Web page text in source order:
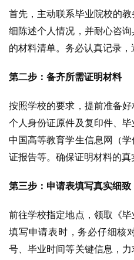
首先，主动联系毕业院校的
细陈述个人情况，并耐心咨
的材料清单。务必认真记录，
第二步：备齐所需证明材料
按照学校的要求，提前准备
个人身份证原件及复印件、
中国高等教育学生信息网（
证报告等。确保证明材料的真
第三步：申请表填写真实细致
前往学校指定地点，领取《
填写申请表时，务必仔细核
号、毕业时间等关键信息，